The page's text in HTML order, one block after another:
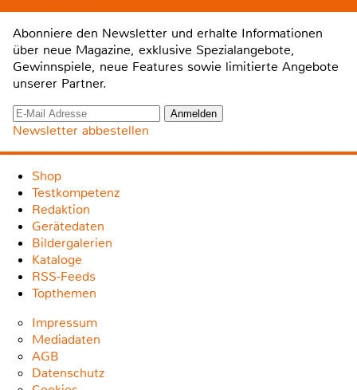
Abonniere den Newsletter und erhalte Informationen
über neue Magazine, exklusive Spezialangebote,
Gewinnspiele, neue Features sowie limitierte Angebote
unserer Partner.
Newsletter abbestellen
Shop
Testkompetenz
Redaktion
Gerätedaten
Bildergalerien
Kataloge
RSS-Feeds
Topthemen
Impressum
Mediadaten
AGB
Datenschutz